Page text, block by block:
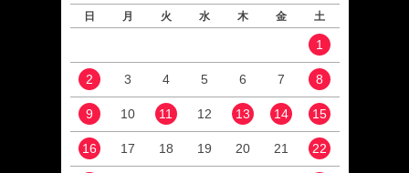
日 月 火 水 木 金 土
1
2 3 4 5 6 7 8
9 10 11 12 13 14 15
16 17 18 19 20 21 22